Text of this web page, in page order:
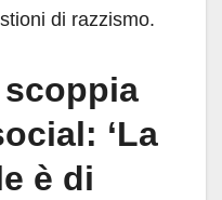
di razzismo.
‘La
è di